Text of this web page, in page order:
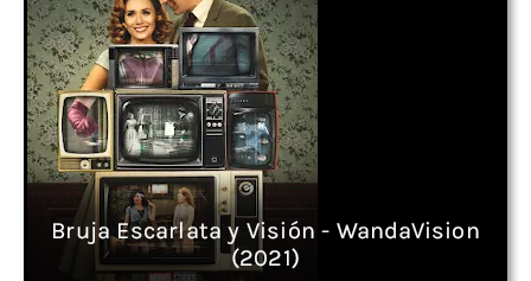
Bruja Escarlata y Visión - WandaVision
(2021)